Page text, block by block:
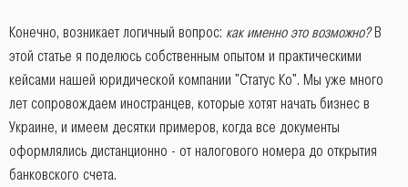
Конечно, возникает логичный вопрос: как именно это возможно?В
этой статье я поделюсь собственным опытом и практическими
кейсами нашей юридической компании "Статус Ко". Мы уже много
лет сопровождаем иностранцев, которые хотят начать бизнес в
Украине, и имеем десятки примеров, когда все документы
оформлялись дистанционно - от налогового номера до открытия
банковского счета.